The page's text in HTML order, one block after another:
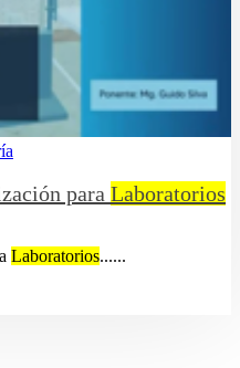
para Laboratorios
Laboratorios......